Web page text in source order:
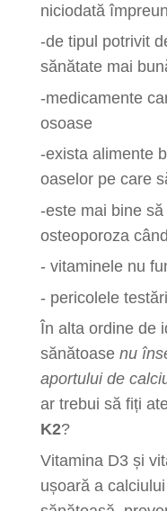
niciodată
-de tipul potrivit
sănătate mai
-medicamente
osoase
-exista alimente
oaselor pe care
-este mai bine
osteoporoza
- vitaminele nu
- pericolele
În alta ordine de
sănătoase nu
aportului de
ar trebui să fiți
K2?
Vitamina D3 și
ușoară a